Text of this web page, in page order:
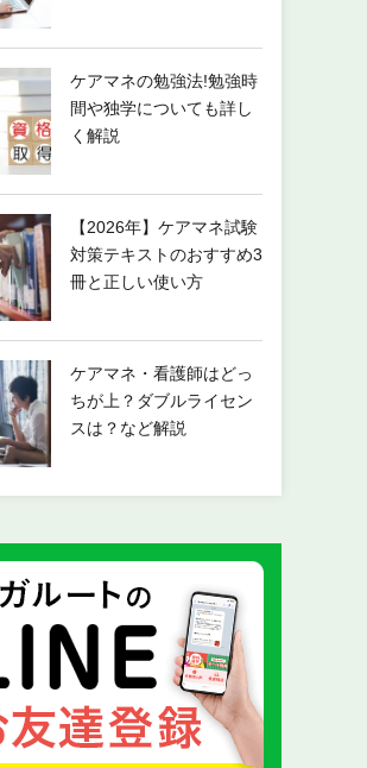
ケアマネの勉強法!勉強時
間や独学についても詳し
く解説
【2026年】ケアマネ試験
対策テキストのおすすめ3
冊と正しい使い方
ケアマネ・看護師はどっ
ちが上？ダブルライセン
スは？など解説